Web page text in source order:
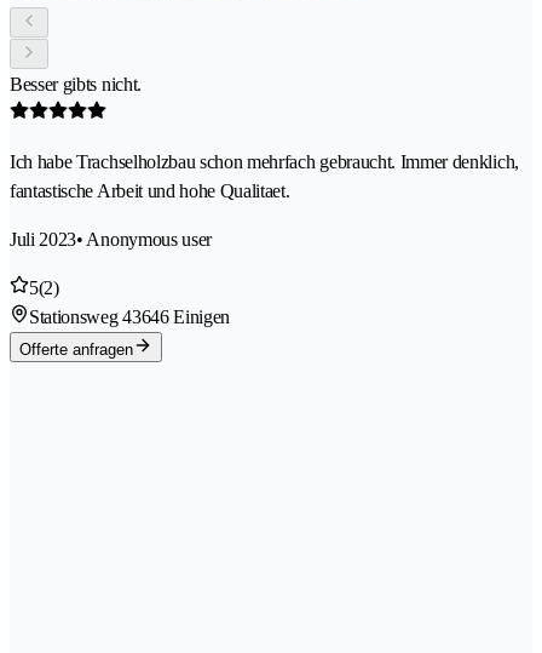
Besser gibts nicht.
Ich habe Trachselholzbau schon mehrfach gebraucht. Immer denklich,
fantastische Arbeit und hohe Qualitaet.
Juli 2023• Anonymous user
5(2)
Stationsweg 43646 Einigen
Offerte anfragen